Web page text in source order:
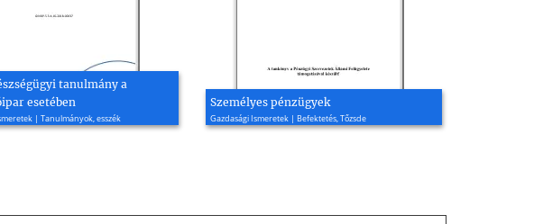
tanulmány a
esetében
| Tanulmányok, esszék
Személyes pénzügyek
Gazdasági Ismeretek | Befektetés, Tőzsde